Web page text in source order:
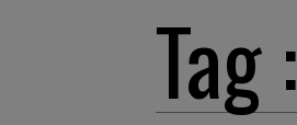
Tag :